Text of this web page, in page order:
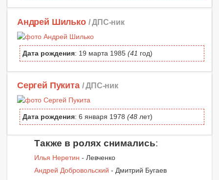
Андрей Шилько / ДПС-ник
Дата рождения: 19 марта 1985 (41 год)
Сергей Пукита / ДПС-ник
Дата рождения: 6 января 1978 (48 лет)
Также в ролях снимались:
Илья Неретин - Левченко
Андрей Добровольский - Дмитрий Бугаев